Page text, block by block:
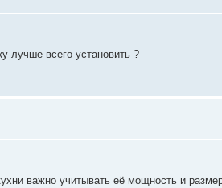
лучше всего установить ?
важно учитывать её мощность и